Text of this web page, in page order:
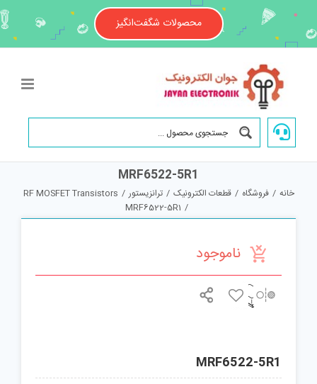
content
محصولات شگفت‌انگیز
MRF6522-5R1
خانه / فروشگاه / قطعات الکترونیک / ترانزیستور /
RF MOSFET Transistors
/
MRF6522-5R1
ناموجود
MRF6522-5R1